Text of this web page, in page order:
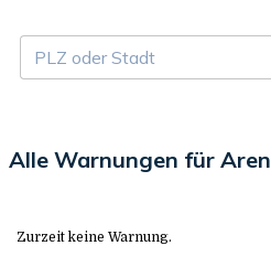
Alle Warnungen für
Zurzeit keine Warnung.